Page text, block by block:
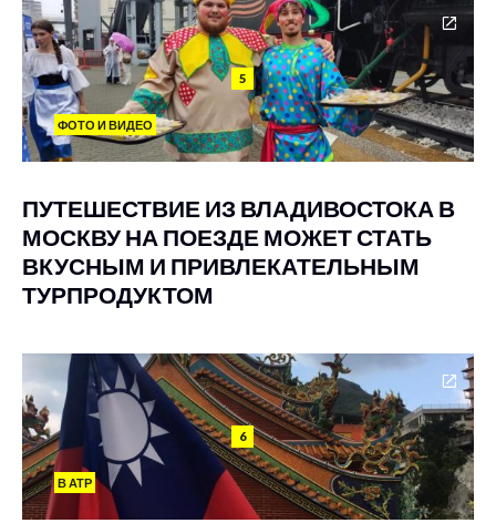
5
ФОТО И ВИДЕО
ПУТЕШЕСТВИЕ ИЗ ВЛАДИВОСТОКА В
МОСКВУ НА ПОЕЗДЕ МОЖЕТ СТАТЬ
ВКУСНЫМ И ПРИВЛЕКАТЕЛЬНЫМ
ТУРПРОДУКТОМ
6
В АТР